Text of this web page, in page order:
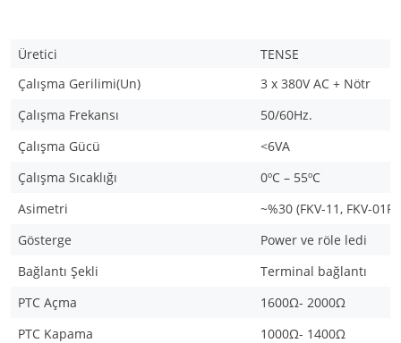
Üretici
TENSE
Çalışma Gerilimi(Un)
3 x 380V AC + Nötr
Çalışma Frekansı
50/60Hz.
Çalışma Gücü
<6VA
Çalışma Sıcaklığı
0ºC – 55ºC
Asimetri
~%30 (FKV-11, FKV-01P)
Gösterge
Power ve röle ledi
Bağlantı Şekli
Terminal bağlantı
PTC Açma
1600Ω- 2000Ω
PTC Kapama
1000Ω- 1400Ω